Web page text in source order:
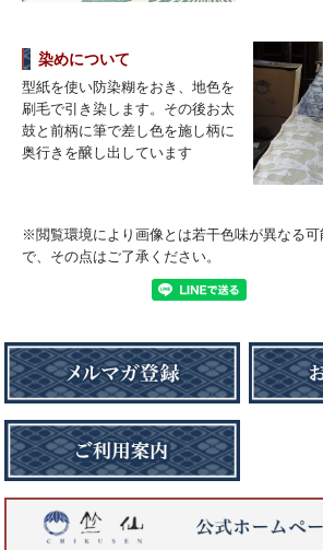
染めについて
型紙を使い防染糊をおき、地色を
刷毛で引き染します。その後お太
鼓と前柄に筆で差し色を施し柄に
奥行きを醸し出しています
※閲覧環境により画像とは若干色味が異なる
で、その点はご了承ください。